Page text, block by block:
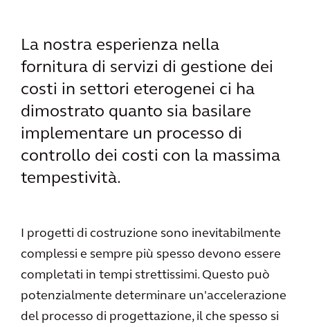
La nostra esperienza nella
fornitura di servizi di gestione dei
costi in settori eterogenei ci ha
dimostrato quanto sia basilare
implementare un processo di
controllo dei costi con la massima
tempestività.
I progetti di costruzione sono inevitabilmente
complessi e sempre più spesso devono essere
completati in tempi strettissimi. Questo può
potenzialmente determinare un'accelerazione
del processo di progettazione, il che spesso si